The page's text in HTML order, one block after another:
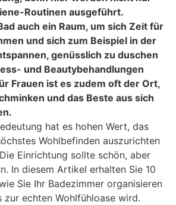
Routinen ausgeführt.
auch ein Raum, um sich Zeit für
und sich zum Beispiel in der
genüsslich zu duschen
und Beautybehandlungen
Frauen ist es zudem oft der Ort,
und das Beste aus sich
hat es hohen Wert, das
Wohlbefinden auszurichten
Einrichtung sollte schön, aber
In diesem Artikel erhalten Sie 10
Sie Ihr Badezimmer organisieren
zur echten Wohlfühloase wird.